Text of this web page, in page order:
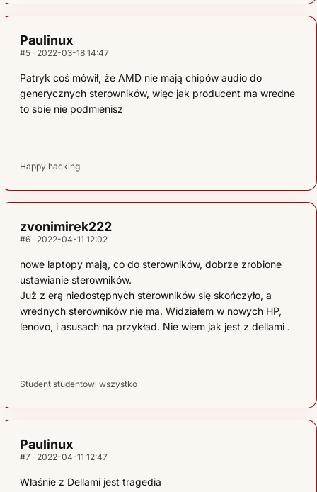
Paulinux
#5 2022-03-18 14:47
Patryk coś mówił, że AMD nie mają chipów audio do
generycznych sterowników, więc jak producent ma wredne
to sbie nie podmienisz
Happy hacking
zvonimirek222
#6 2022-04-11 12:02
nowe laptopy mają, co do sterowników, dobrze zrobione
ustawianie sterowników.
Już z erą niedostępnych sterowników się skończyło, a
wrednych sterowników nie ma. Widziałem w nowych HP,
lenovo, i asusach na przykład. Nie wiem jak jest z dellami .
Student studentowi wszystko
Paulinux
#7 2022-04-11 12:47
Właśnie z Dellami jest tragedia